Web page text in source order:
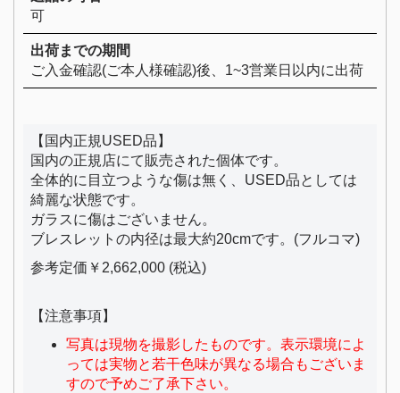
可
出荷までの期間
ご入金確認(ご本人様確認)後、1~3営業日以内に出荷
【国内正規USED品】
国内の正規店にて販売された個体です。
全体的に目立つような傷は無く、USED品としては
綺麗な状態です。
ガラスに傷はございません。
ブレスレットの内径は最大約20cmです。(フルコマ)
参考定価￥2,662,000 (税込)
【注意事項】
写真は現物を撮影したものです。表示環境によ
っては実物と若干色味が異なる場合もございま
すので予めご了承下さい。